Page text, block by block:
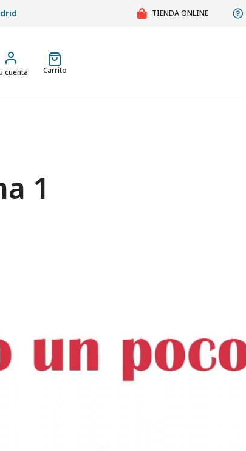
TIENDA ONLINE
cuenta Carrito
1